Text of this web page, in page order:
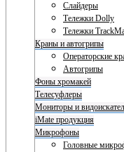
Слайдеры
Тележки Dolly
Тележки
Краны и автогрипы
Операторские
Автогрипы
Фоны хромакей
Телесуфлеры
Мониторы и
iMate продукция
Микрофоны
Головные